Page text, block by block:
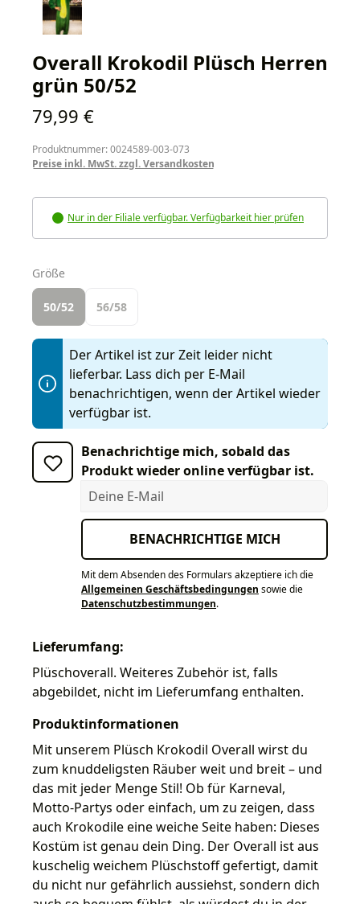
Overall Krokodil Plüsch Herren
grün 50/52
Regulärer Preis:
79,99 €
Produktnummer: 0024589-003-073
Preise inkl. MwSt. zzgl. Versandkosten
Nur in der Filiale verfügbar. Verfügbarkeit hier prüfen
Größe
50/52 56/58
Der Artikel ist zur Zeit leider nicht
lieferbar. Lass dich per E-Mail
benachrichtigen, wenn der Artikel wieder
verfügbar ist.
Benachrichtige mich, sobald das
Produkt wieder online verfügbar ist.
Deine E-Mail
BENACHRICHTIGE MICH
Mit dem Absenden des Formulars akzeptiere ich die
Allgemeinen Geschäftsbedingungen sowie die
Datenschutzbestimmungen.
Lieferumfang:
Plüschoverall. Weiteres Zubehör ist, falls
abgebildet, nicht im Lieferumfang enthalten.
Produktinformationen
Mit unserem Plüsch Krokodil Overall wirst du
zum knuddeligsten Räuber weit und breit – und
das mit jeder Menge Stil! Ob für Karneval,
Motto-Partys oder einfach, um zu zeigen, dass
auch Krokodile eine weiche Seite haben: Dieses
Kostüm ist genau dein Ding. Der Overall ist aus
kuschelig weichem Plüschstoff gefertigt, damit
du nicht nur gefährlich aussiehst, sondern dich